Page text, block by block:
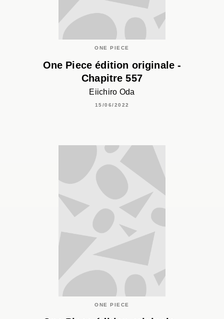
ONE PIECE
One Piece édition originale -
Chapitre 557
Eiichiro Oda
15/06/2022
ONE PIECE